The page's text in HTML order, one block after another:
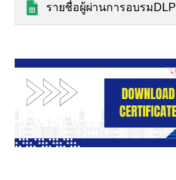
รายชื่อผู้ผ่านการอบรมDLP